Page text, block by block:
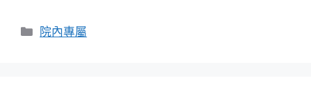
分
院內專屬